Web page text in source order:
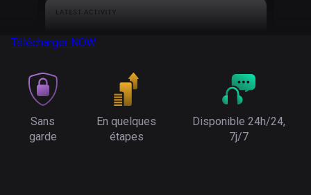
Télécharger NOW
Sans
garde
En quelques
étapes
Disponible 24h/24,
7j/7